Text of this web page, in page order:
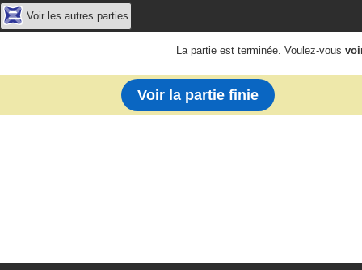
Voir les autres parties
La partie est terminée. Voulez-vous
Voir la partie finie